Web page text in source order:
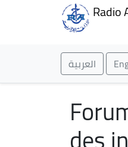
Radio
العربية